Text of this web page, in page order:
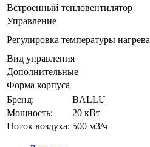
Встроенный тепловентилятор
Управление
Регулировка температуры нагрева
Вид управления
Дополнительные
Форма корпуса
Бренд:
BALLU
Мощность:
20 кВт
Поток воздуха: 500 м3/ч